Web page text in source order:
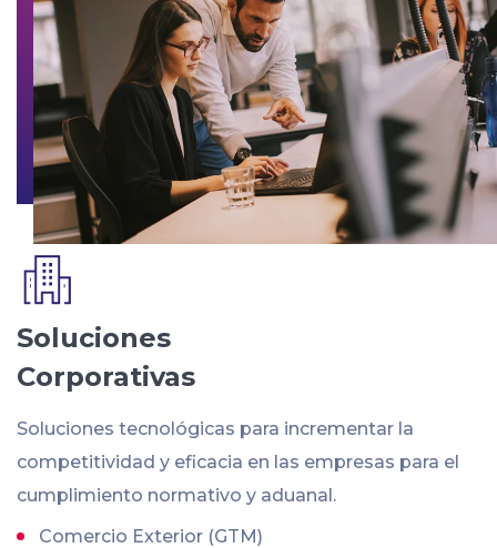
Soluciones
Corporativas
Soluciones tecnológicas para incrementar la
competitividad y eficacia en las empresas para el
cumplimiento normativo y aduanal.
Comercio Exterior (GTM)